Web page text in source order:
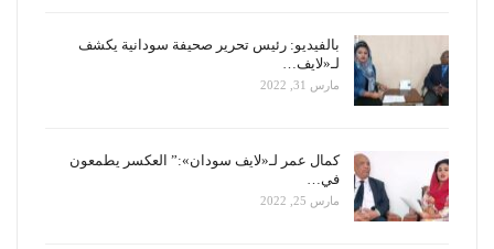
بالفيديو: رئيس تحرير صحيفة سودانية يكشف
لـ«لايف…
مارس 31, 2022
كمال عمر لـ«لايف سودان»:” العكسر يطمعون
في…
مارس 25, 2022